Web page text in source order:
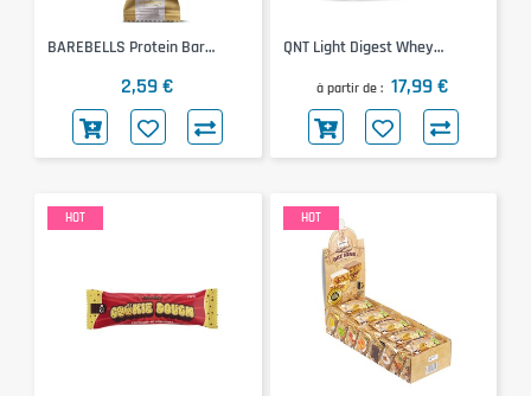
BAREBELLS Protein Bar
2,59 €
QNT Light Digest Whey
500g)à partir de 17,99 €
HOT HOT